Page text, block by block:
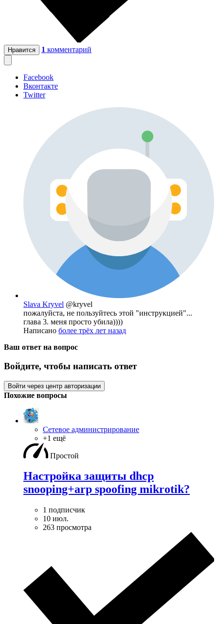
Нравится 1 комментарий
Facebook
Вконтакте
Twitter
Slava Kryvel @kryvel
пожалуйста, не пользуйтесь этой "инструкцией"...
глава 3. меня просто убила))))
Написано более трёх лет назад
Ваш ответ на вопрос
Войдите, чтобы написать ответ
Войти через центр авторизации
Похожие вопросы
Сетевое администрирование
+1 ещё
Простой
Настройка защиты dhcp
snooping+arp spoofing mikrotik?
1 подписчик
10 июл.
263 просмотра